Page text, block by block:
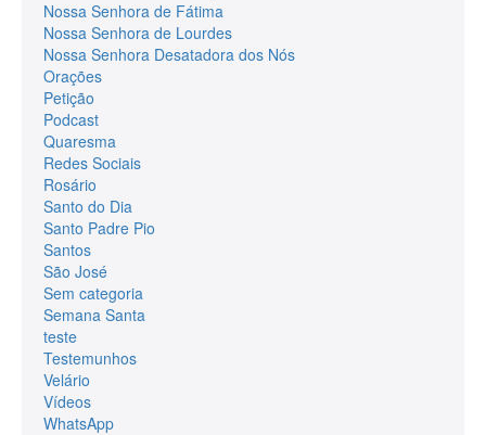
Nossa Senhora de Fátima
Nossa Senhora de Lourdes
Nossa Senhora Desatadora dos Nós
Orações
Petição
Podcast
Quaresma
Redes Sociais
Rosário
Santo do Dia
Santo Padre Pio
Santos
São José
Sem categoria
Semana Santa
teste
Testemunhos
Velário
Vídeos
WhatsApp